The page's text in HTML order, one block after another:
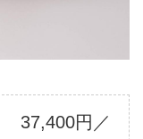
37,400円／